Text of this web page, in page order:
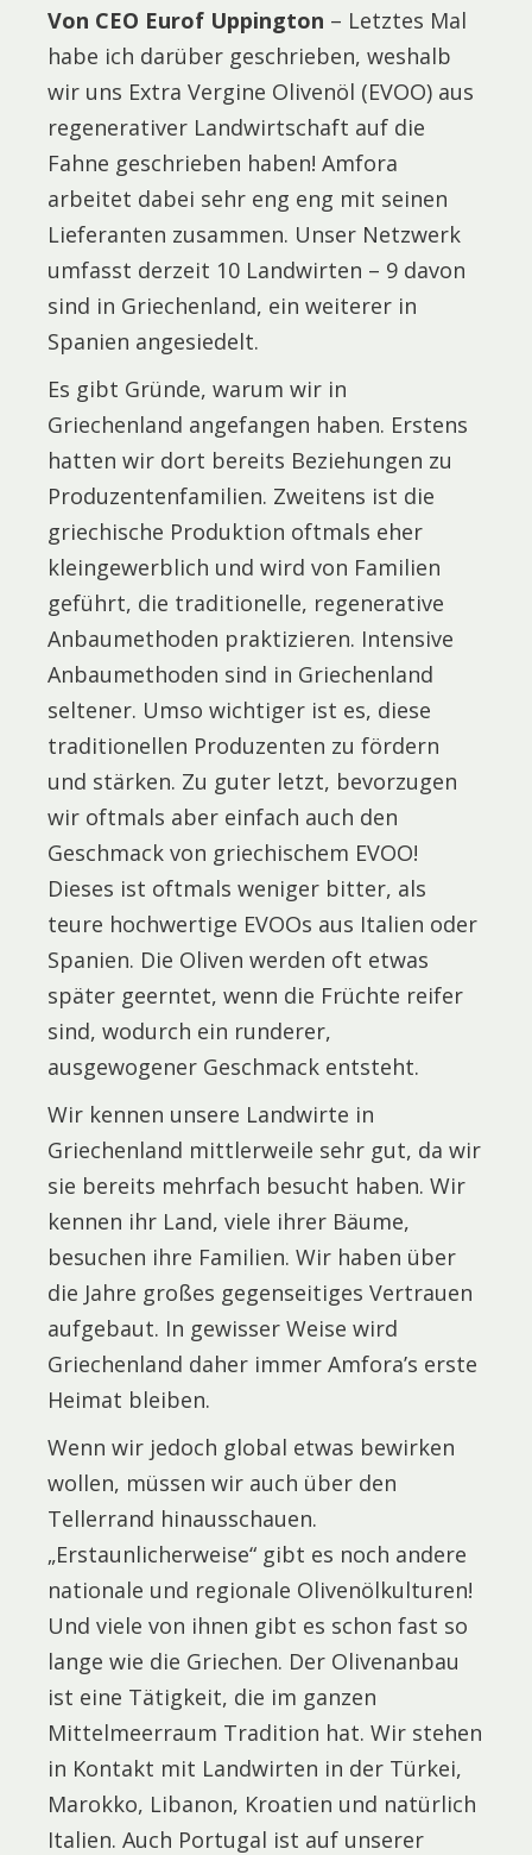
Von CEO Eurof Uppington – Letztes Mal
habe ich darüber geschrieben, weshalb
wir uns Extra Vergine Olivenöl (EVOO) aus
regenerativer Landwirtschaft auf die
Fahne geschrieben haben! Amfora
arbeitet dabei sehr eng eng mit seinen
Lieferanten zusammen. Unser Netzwerk
umfasst derzeit 10 Landwirten – 9 davon
sind in Griechenland, ein weiterer in
Spanien angesiedelt.
Es gibt Gründe, warum wir in
Griechenland angefangen haben. Erstens
hatten wir dort bereits Beziehungen zu
Produzentenfamilien. Zweitens ist die
griechische Produktion oftmals eher
kleingewerblich und wird von Familien
geführt, die traditionelle, regenerative
Anbaumethoden praktizieren. Intensive
Anbaumethoden sind in Griechenland
seltener. Umso wichtiger ist es, diese
traditionellen Produzenten zu fördern
und stärken. Zu guter letzt, bevorzugen
wir oftmals aber einfach auch den
Geschmack von griechischem EVOO!
Dieses ist oftmals weniger bitter, als
teure hochwertige EVOOs aus Italien oder
Spanien. Die Oliven werden oft etwas
später geerntet, wenn die Früchte reifer
sind, wodurch ein runderer,
ausgewogener Geschmack entsteht.
Wir kennen unsere Landwirte in
Griechenland mittlerweile sehr gut, da wir
sie bereits mehrfach besucht haben. Wir
kennen ihr Land, viele ihrer Bäume,
besuchen ihre Familien. Wir haben über
die Jahre großes gegenseitiges Vertrauen
aufgebaut. In gewisser Weise wird
Griechenland daher immer Amfora’s erste
Heimat bleiben.
Wenn wir jedoch global etwas bewirken
wollen, müssen wir auch über den
Tellerrand hinausschauen.
„Erstaunlicherweise“ gibt es noch andere
nationale und regionale Olivenölkulturen!
Und viele von ihnen gibt es schon fast so
lange wie die Griechen. Der Olivenanbau
ist eine Tätigkeit, die im ganzen
Mittelmeerraum Tradition hat. Wir stehen
in Kontakt mit Landwirten in der Türkei,
Marokko, Libanon, Kroatien und natürlich
Italien. Auch Portugal ist auf unserer